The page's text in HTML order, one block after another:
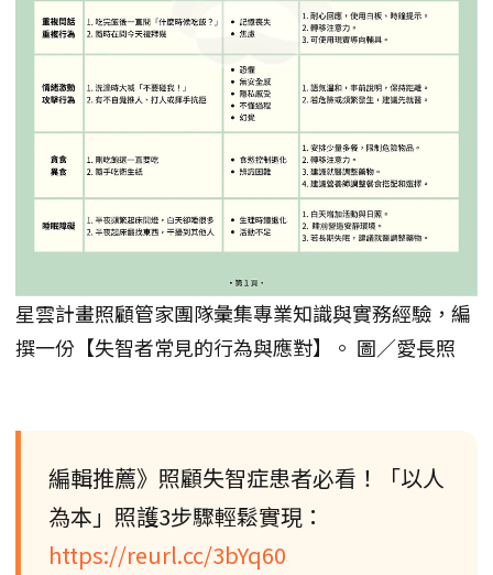
星雲計畫照顧管家團隊彙集專業知識與實務經驗，編
撰一份【失智者常見的行為與應對】。 圖／愛長照
編輯推薦》照顧失智症患者必看！「以人
為本」照護3步驟輕鬆實現：
https://reurl.cc/3bYq60